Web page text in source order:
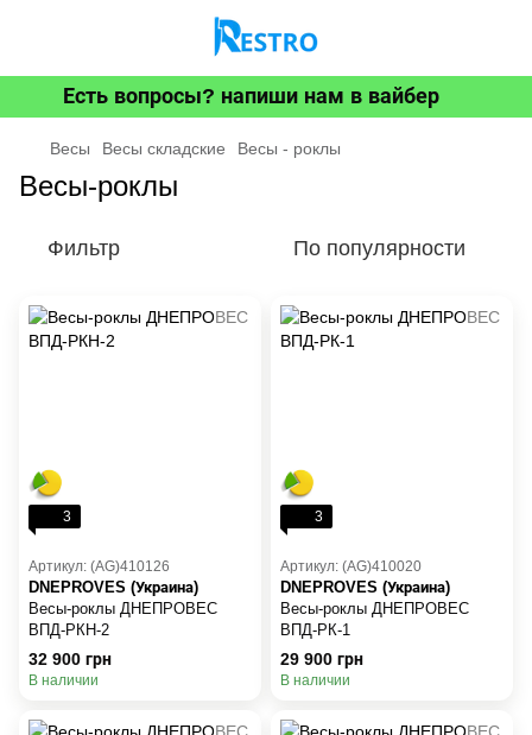
Есть вопросы? напиши нам в вайбер
Весы Весы складские Весы - роклы
Весы-роклы
Фильтр По популярности
3
Артикул: (AG)410126
DNEPROVES (Украина)
Весы-роклы ДНЕПРОВЕС
ВПД-РКН-2
32 900 грн
В наличии
3
Артикул: (AG)410020
DNEPROVES (Украина)
Весы-роклы ДНЕПРОВЕС
ВПД-РК-1
29 900 грн
В наличии